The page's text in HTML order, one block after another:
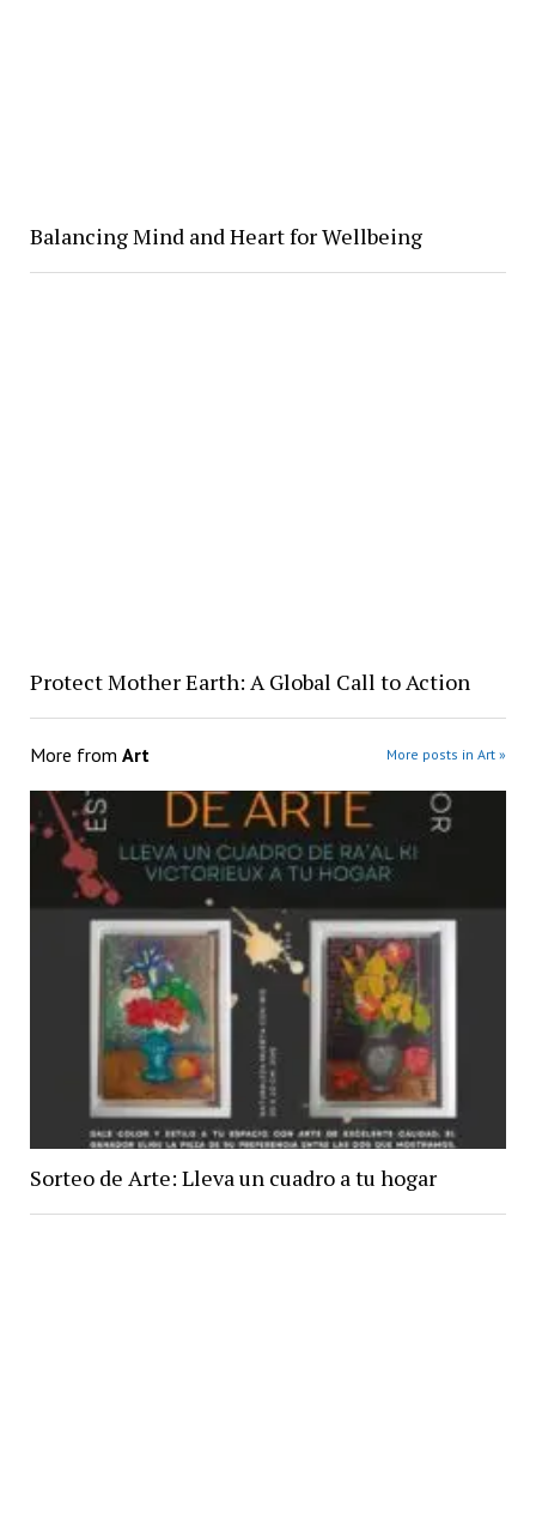
Balancing Mind and Heart for Wellbeing
Protect Mother Earth: A Global Call to Action
More from Art More posts in Art »
Sorteo de Arte: Lleva un cuadro a tu hogar